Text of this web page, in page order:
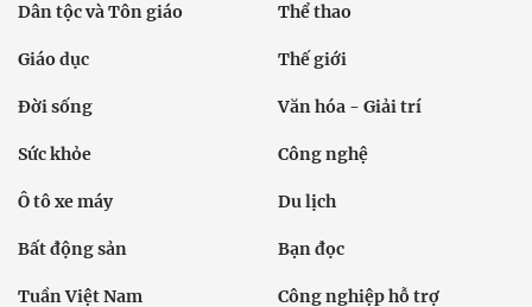
Dân tộc và Tôn giáo Thể thao
Giáo dục Thế giới
Đời sống Văn hóa - Giải trí
Sức khỏe Công nghệ
Ô tô xe máy Du lịch
Bất động sản Bạn đọc
Tuần Việt Nam Công nghiệp hỗ trợ